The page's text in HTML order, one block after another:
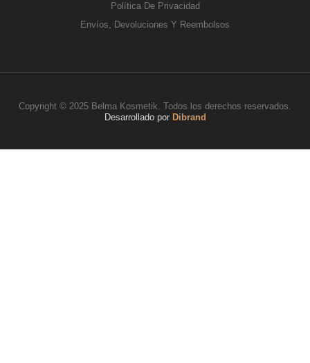
Política De Privacidad
Envíos, Devoluciones Y Reembolsos
Copyright © 2025 Belma Kosmetik. Todos los derechos reservados.
Desarrollado por Dibrand